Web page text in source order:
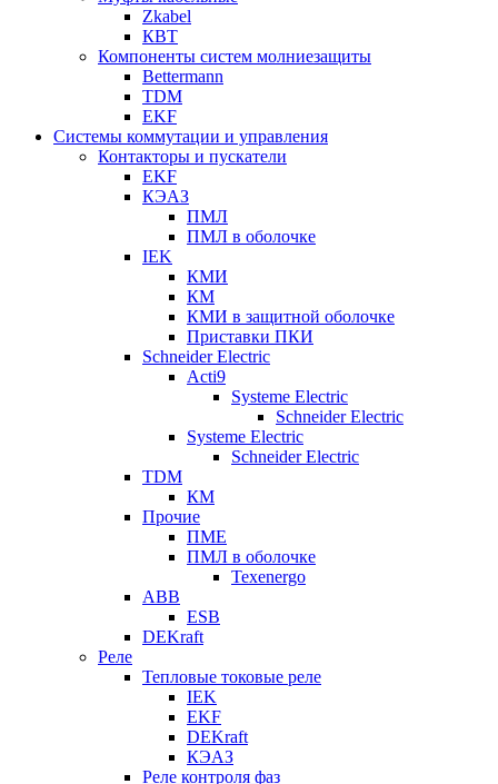
Zkabel
КВТ
Компоненты систем молниезащиты
Bettermann
TDM
EKF
Системы коммутации и управления
Контакторы и пускатели
EKF
КЭАЗ
ПМЛ
ПМЛ в оболочке
IEK
КМИ
КМ
КМИ в защитной оболочке
Приставки ПКИ
Schneider Electric
Acti9
Systeme Electric
Schneider Electric
Systeme Electric
Schneider Electric
TDM
КМ
Прочие
ПМЕ
ПМЛ в оболочке
Texenergo
ABB
ESB
DEKraft
Реле
Тепловые токовые реле
IEK
EKF
DEKraft
КЭАЗ
Реле контроля фаз